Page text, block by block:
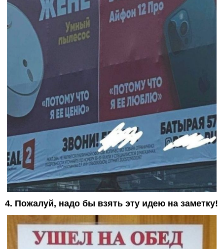
4. Пожалуй, надо бы взять эту идею на заметку!